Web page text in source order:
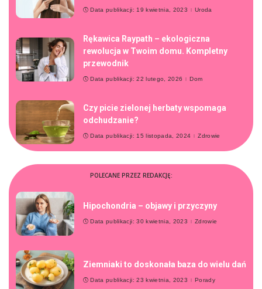
Data publikacji: 19 kwietnia, 2023 Uroda
Rękawica Raypath – ekologiczna
rewolucja w Twoim domu. Kompletny
przewodnik
Data publikacji: 22 lutego, 2026 Dom
Czy picie zielonej herbaty wspomaga
odchudzanie?
Data publikacji: 15 listopada, 2024 Zdrowie
POLECANE PRZEZ REDAKCJĘ:
Hipochondria – objawy i przyczyny
Data publikacji: 30 kwietnia, 2023 Zdrowie
Ziemniaki to doskonała baza do wielu dań
Data publikacji: 23 kwietnia, 2023 Porady